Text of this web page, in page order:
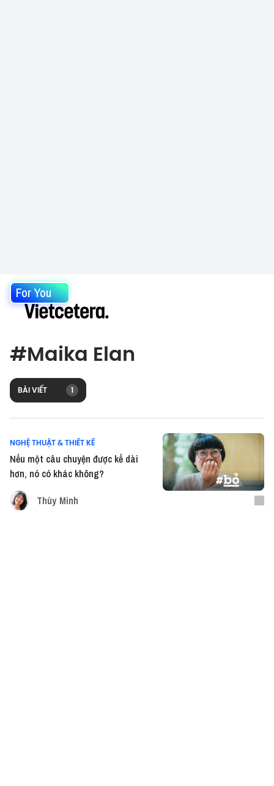
For You
#Maika Elan
BÀI VIẾT 1
NGHỆ THUẬT & THIẾT KẾ
Nếu một câu chuyện được kể dài
hơn, nó có khác không?
Thùy Minh